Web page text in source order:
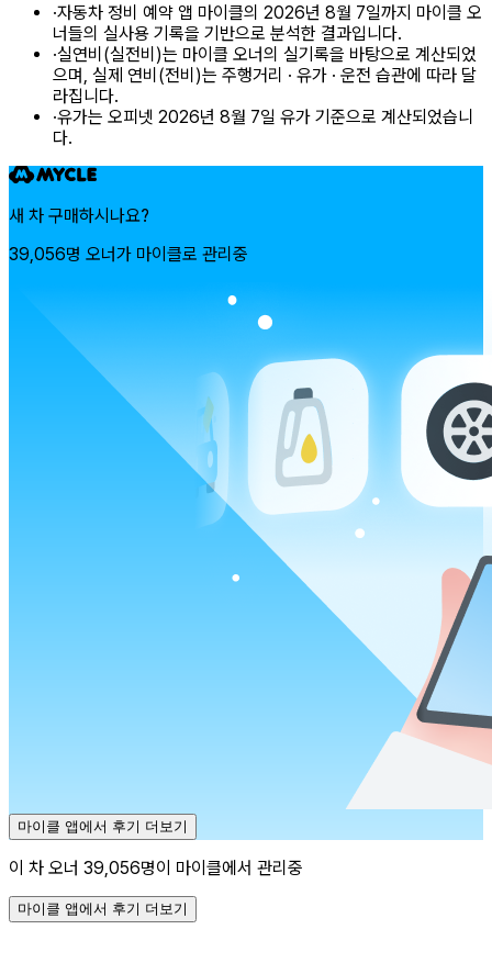
·자동차 정비 예약 앱 마이클의 2026년 8월 7일까지 마이클 오
너들의 실사용 기록을 기반으로 분석한 결과입니다.
·실연비(실전비)는 마이클 오너의 실기록을 바탕으로 계산되었
으며, 실제 연비(전비)는 주행거리 · 유가 · 운전 습관에 따라 달
라집니다.
·유가는 오피넷 2026년 8월 7일 유가 기준으로 계산되었습니
다.
새 차 구매하시나요?
39,056명 오너가 마이클로 관리중
마이클 앱에서 후기 더보기
이 차 오너 39,056명이 마이클에서 관리중
마이클 앱에서 후기 더보기